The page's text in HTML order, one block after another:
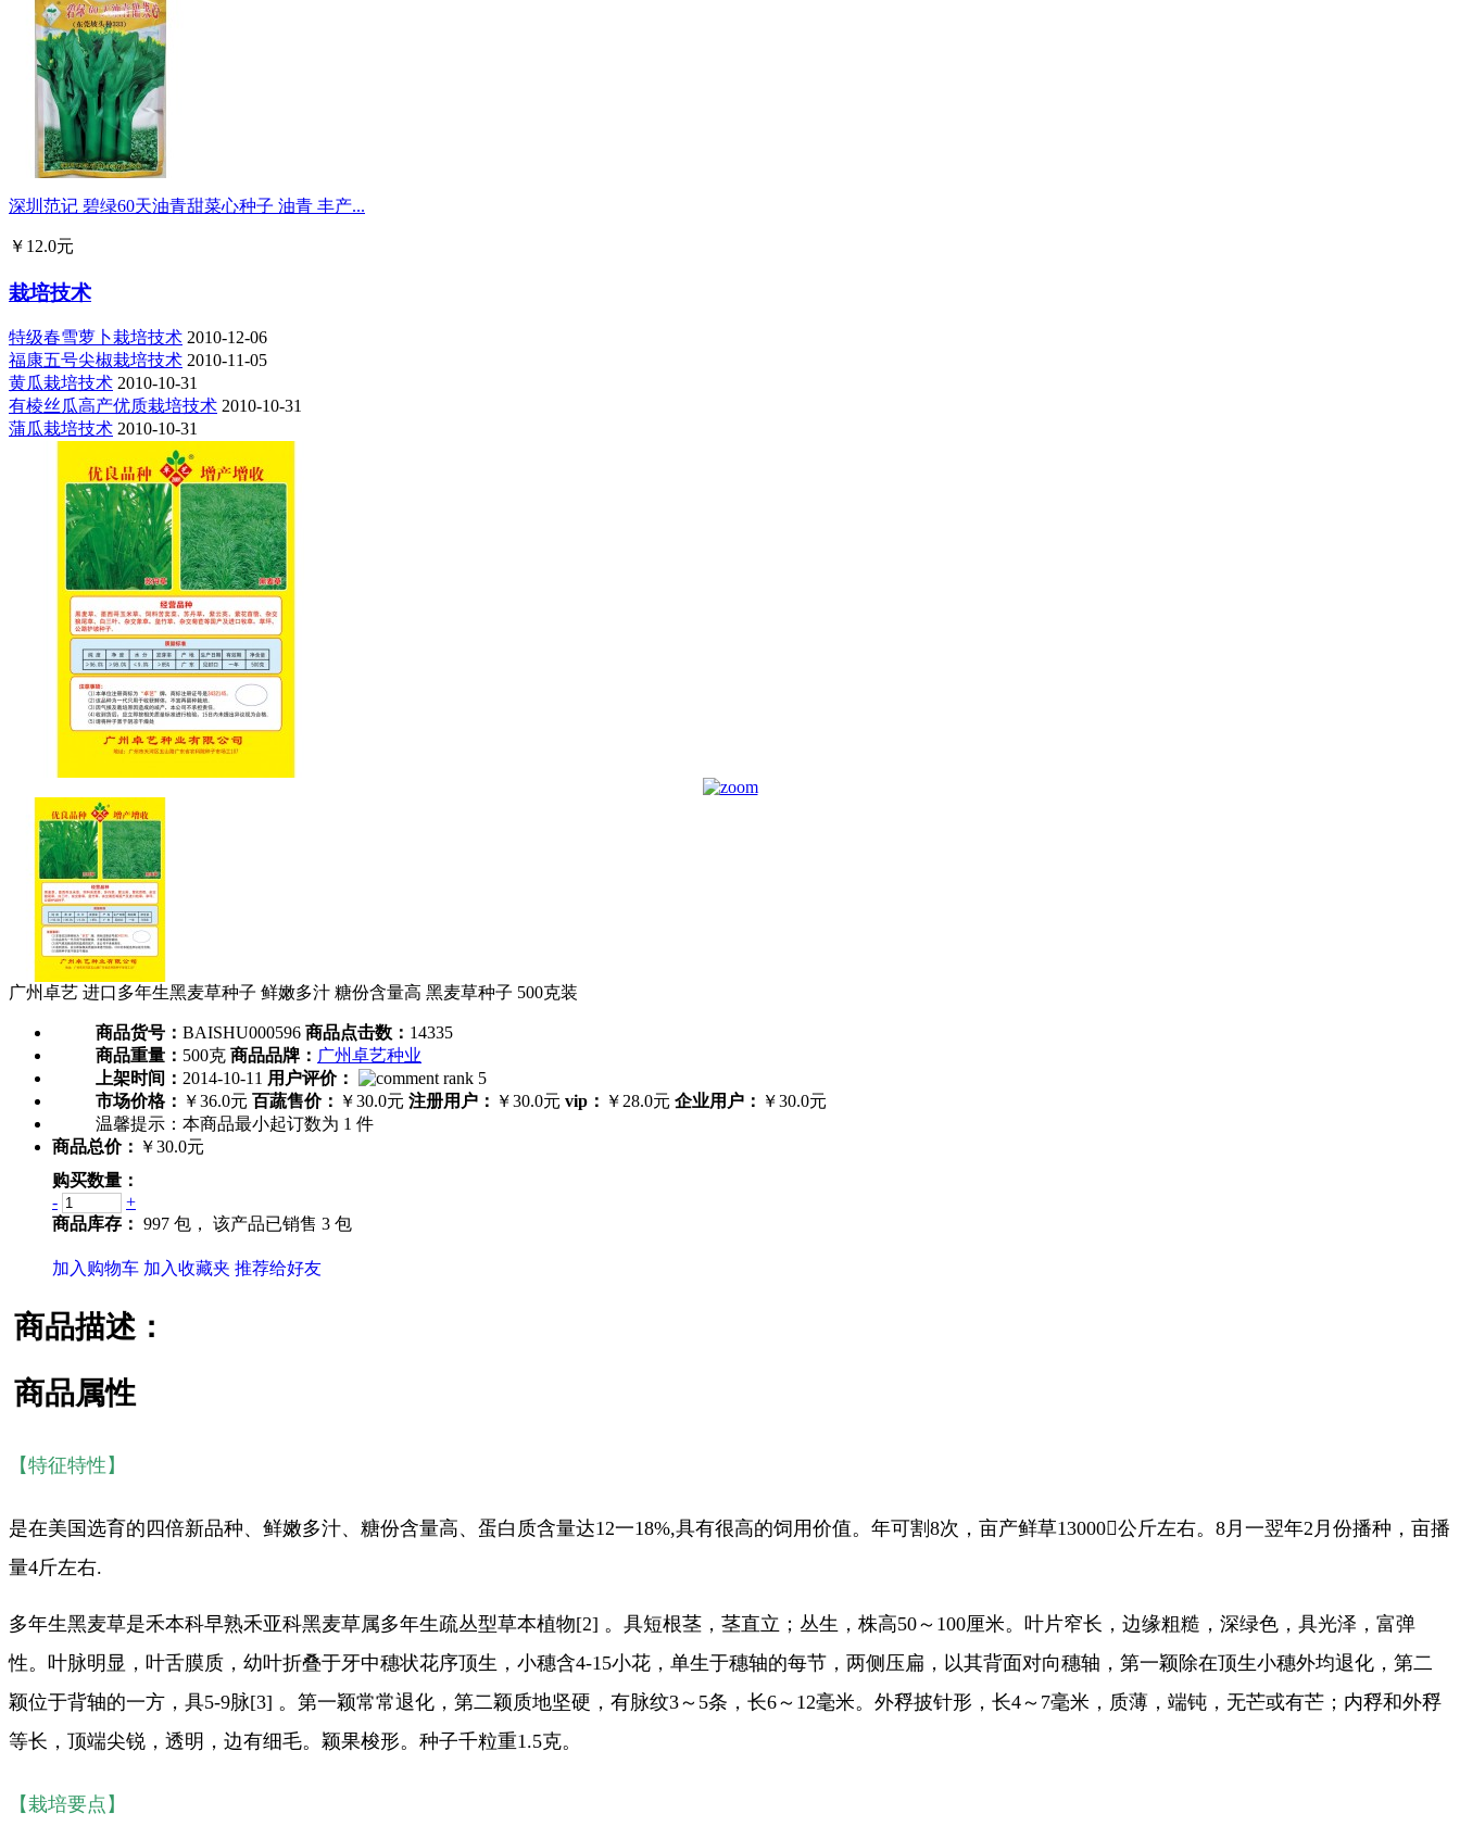
深圳范记 碧绿60天油青甜菜心种子 油青 丰产...
￥12.0元
栽培技术
特级春雪萝卜栽培技术 2010-12-06
福康五号尖椒栽培技术 2010-11-05
黄瓜栽培技术 2010-10-31
有棱丝瓜高产优质栽培技术 2010-10-31
蒲瓜栽培技术 2010-10-31
广州卓艺 进口多年生黑麦草种子 鲜嫩多汁 糖份含量高 黑麦草种子 500克装
商品货号： BAISHU000596 商品点击数： 14335
商品重量： 500克 商品品牌： 广州卓艺种业
上架时间： 2014-10-11 用户评价：
市场价格： ￥36.0元 百蔬售价： ￥30.0元 注册用户： ￥30.0元 vip： ￥28.0元 企业用户： ￥30.0元
温馨提示： 本商品最小起订数为 1 件
商品总价： ￥30.0元
购买数量：
-
+
商品库存： 997 包， 该产品已销售 3 包
加入购物车 加入收藏夹 推荐给好友
商品描述：
商品属性
【特征特性】
是在美国选育的四倍新品种、鲜嫩多汁、糖份含量高、蛋白质含量达12一18%,具有很高的饲用价值。年可割8次，亩产鲜草13000公斤左右。8月一翌年2月份播种，亩播
量4斤左右.
多年生黑麦草是禾本科早熟禾亚科黑麦草属多年生疏丛型草本植物[2] 。具短根茎，茎直立；丛生，株高50～100厘米。叶片窄长，边缘粗糙，深绿色，具光泽，富弹
性。叶脉明显，叶舌膜质，幼叶折叠于牙中穗状花序顶生，小穗含4-15小花，单生于穗轴的每节，两侧压扁，以其背面对向穗轴，第一颖除在顶生小穗外均退化，第二
颖位于背轴的一方，具5-9脉[3] 。第一颖常常退化，第二颖质地坚硬，有脉纹3～5条，长6～12毫米。外稃披针形，长4～7毫米，质薄，端钝，无芒或有芒；内稃和外稃
等长，顶端尖锐，透明，边有细毛。颖果梭形。种子千粒重1.5克。
【栽培要点】